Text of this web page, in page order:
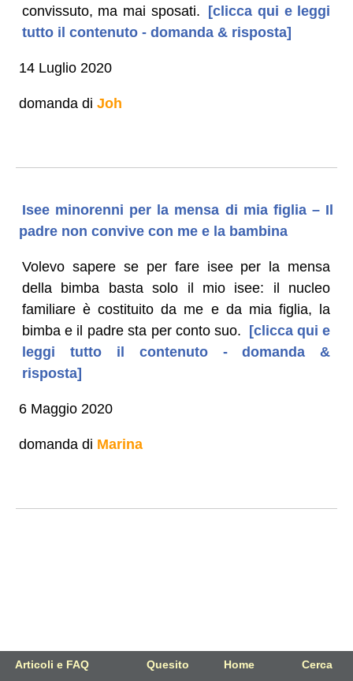
Articoli e FAQ Quesito Home Cerca
convissuto, ma mai sposati. [clicca qui e leggi
tutto il contenuto - domanda & risposta]
14 Luglio 2020
domanda di Joh
Isee minorenni per la mensa di mia figlia – Il
padre non convive con me e la bambina
Volevo sapere se per fare isee per la mensa
della bimba basta solo il mio isee: il nucleo
familiare è costituito da me e da mia figlia, la
bimba e il padre sta per conto suo. [clicca qui e
leggi tutto il contenuto - domanda &
risposta]
6 Maggio 2020
domanda di Marina